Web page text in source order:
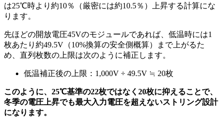
は25℃時より約10％（厳密には約10.5％）上昇する計算にな
ります。
先ほどの開放電圧45Vのモジュールであれば、低温時には1
枚あたり約49.5V（10%換算の安全側概算）まで上がるた
め、直列枚数の上限は次のように補正します。
低温補正後の上限：1,000V ÷ 49.5V ≒ 20枚
このように、25℃基準の22枚ではなく20枚に抑えることで、
冬季の電圧上昇でも最大入力電圧を超えないストリング設計
になります。